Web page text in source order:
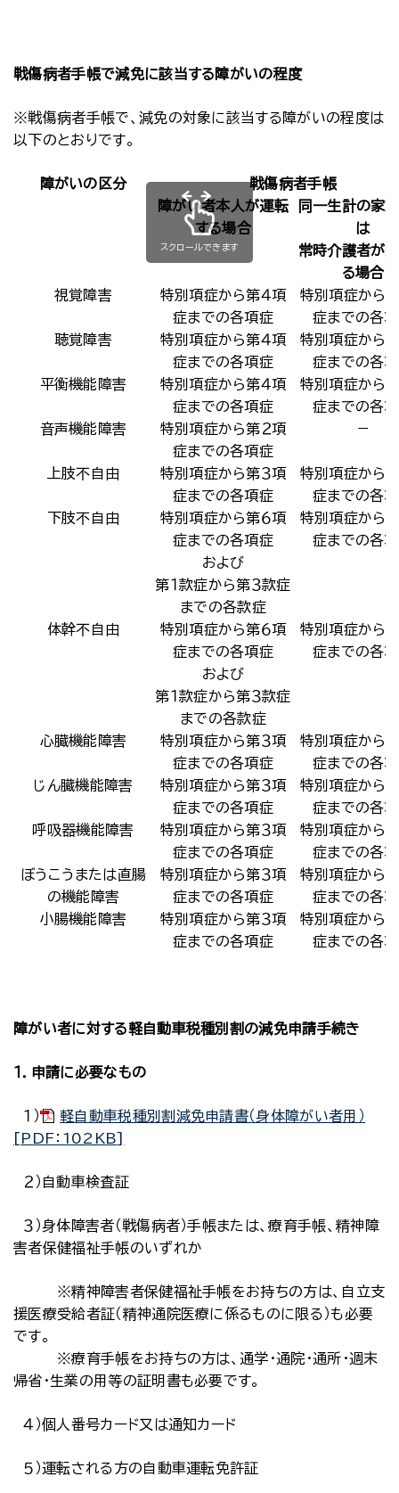
戦傷病者手帳で減免に該当する障がいの程度
※戦傷病者手帳で、減免の対象に該当する障がいの程度は
以下のとおりです。
障がいの区分
戦傷病者手帳
障がい者本人が運転
する場合
同一生計の家
は
常時介護者が
る場合
視覚障害
特別項症から第４項
症までの各項症
特別項症から
症までの各
聴覚障害
特別項症から第４項
症までの各項症
特別項症から
症までの各
平衡機能障害
特別項症から第４項
症までの各項症
特別項症から
症までの各
音声機能障害
特別項症から第２項
症までの各項症
−
上肢不自由
特別項症から第３項
症までの各項症
特別項症から
症までの各
下肢不自由
特別項症から第６項
症までの各項症
および
第１款症から第３款症
までの各款症
特別項症から
症までの各
体幹不自由
特別項症から第６項
症までの各項症
および
第１款症から第３款症
までの各款症
特別項症から
症までの各
心臓機能障害
特別項症から第３項
症までの各項症
特別項症から
症までの各
じん臓機能障害
特別項症から第３項
症までの各項症
特別項症から
症までの各
呼吸器機能障害
特別項症から第３項
症までの各項症
特別項症から
症までの各
ぼうこうまたは直腸
の機能障害
特別項症から第３項
症までの各項症
特別項症から
症までの各
小腸機能障害
特別項症から第３項
症までの各項症
特別項症から
症までの各
スクロールできます
障がい者に対する軽自動車税種別割の減免申請手続き
１．申請に必要なもの
１）
軽自動車税種別割減免申請書（身体障がい者用）
[PDF：102KB]
２）自動車検査証
３）身体障害者（戦傷病者）手帳または、療育手帳、精神障
害者保健福祉手帳のいずれか
※精神障害者保健福祉手帳をお持ちの方は、自立支
援医療受給者証（精神通院医療に係るものに限る）も必要
です。
※療育手帳をお持ちの方は、通学・通院・通所・週末
帰省・生業の用等の証明書も必要です。
４）個人番号カード又は通知カード
５）運転される方の自動車運転免許証